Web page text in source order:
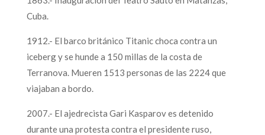
Cuba.
1912.- El barco británico Titanic choca contra un
iceberg y se hunde a 150 millas de la costa de
Terranova. Mueren 1513 personas de las 2224 que
viajaban a bordo.
2007.- El ajedrecista Gari Kasparov es detenido
durante una protesta contra el presidente ruso,